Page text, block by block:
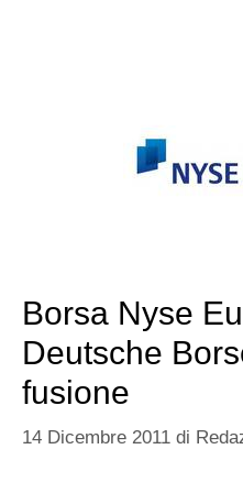
Borsa Nyse
Deutsche
fusione
14 Dicembre 2011 di